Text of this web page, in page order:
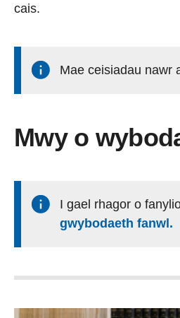
cais.
Mae ceisiadau nawr
Mwy o
I gael rhagor o
gwybodaeth fanwl.